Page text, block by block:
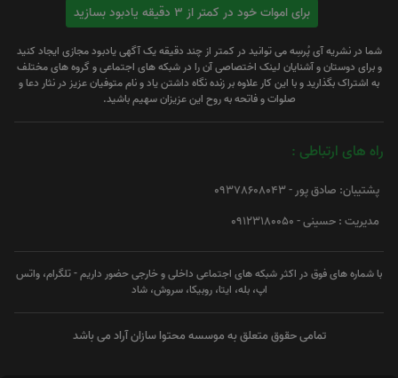
برای اموات خود در کمتر از 3 دقیقه یادبود بسازید
شما در نشریه آی پُرسِه می توانید در کمتر از چند دقیقه یک آگهی یادبود مجازی ایجاد کنید
و برای دوستان و آشنایان لینک اختصاصی آن را در شبکه های اجتماعی و گروه های مختلف
به اشتراک بگذارید و با این کار علاوه بر زنده نگاه داشتن یاد و نام متوفیان عزیز در نثار دعا و
صلوات و فاتحه به روح این عزیزان سهیم باشید.
راه های ارتباطی :
پشتیبان: صادق پور - 09378608043
مدیریت : حسینی - 09123180050
با شماره های فوق در اکثر شبکه های اجتماعی داخلی و خارجی حضور داریم - تلگرام، واتس
اپ، بله، ایتا، روبیکا، سروش، شاد
تمامی حقوق متعلق به موسسه محتوا سازان آراد می باشد